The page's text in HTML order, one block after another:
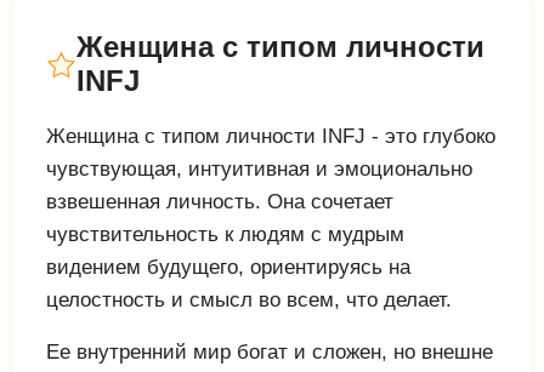
Женщина с типом личности
INFJ
Женщина с типом личности INFJ - это глубоко
чувствующая, интуитивная и эмоционально
взвешенная личность. Она сочетает
чувствительность к людям с мудрым
видением будущего, ориентируясь на
целостность и смысл во всем, что делает.
Ее внутренний мир богат и сложен, но внешне